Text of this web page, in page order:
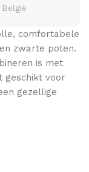
comfortabele
zwarte poten.
is met
geschikt voor
gezellige